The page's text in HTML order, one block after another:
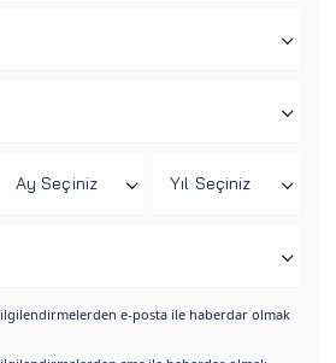
Ay Seçiniz Yıl Seçiniz
e-posta ile haberdar olmak